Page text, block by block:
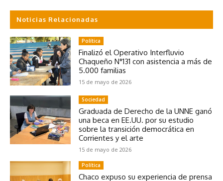
Noticias Relacionadas
Política
Finalizó el Operativo Interfluvio
Chaqueño N°131 con asistencia a más de
5.000 familias
15 de mayo de 2026
Sociedad
Graduada de Derecho de la UNNE ganó
una beca en EE.UU. por su estudio
sobre la transición democrática en
Corrientes y el arte
15 de mayo de 2026
Política
Chaco expuso su experiencia de prensa